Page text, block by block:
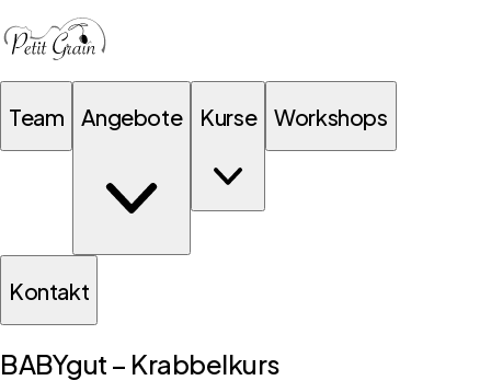
Team Angebote Kurse Workshops
Kontakt
BABYgut – Krabbelkurs